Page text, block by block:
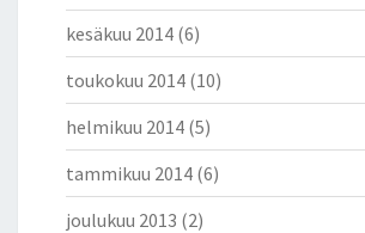
kesäkuu 2014 (6)
toukokuu 2014 (10)
helmikuu 2014 (5)
tammikuu 2014 (6)
joulukuu 2013 (2)